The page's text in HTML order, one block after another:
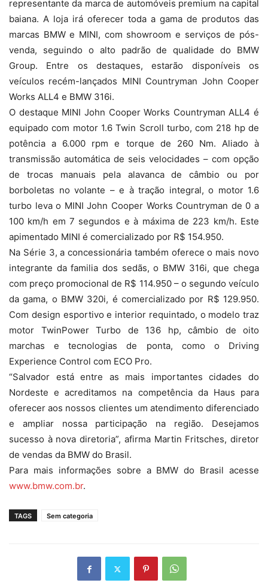
representante da marca de automóveis premium na capital
baiana. A loja irá oferecer toda a gama de produtos das
marcas BMW e MINI, com showroom e serviços de pós-
venda, seguindo o alto padrão de qualidade do BMW
Group. Entre os destaques, estarão disponíveis os
veículos recém-lançados MINI Countryman John Cooper
Works ALL4 e BMW 316i.
O destaque MINI John Cooper Works Countryman ALL4 é
equipado com motor 1.6 Twin Scroll turbo, com 218 hp de
potência a 6.000 rpm e torque de 260 Nm. Aliado à
transmissão automática de seis velocidades – com opção
de trocas manuais pela alavanca de câmbio ou por
borboletas no volante – e à tração integral, o motor 1.6
turbo leva o MINI John Cooper Works Countryman de 0 a
100 km/h em 7 segundos e à máxima de 223 km/h. Este
apimentado MINI é comercializado por R$ 154.950.
Na Série 3, a concessionária também oferece o mais novo
integrante da familia dos sedãs, o BMW 316i, que chega
com preço promocional de R$ 114.950 – o segundo veículo
da gama, o BMW 320i, é comercializado por R$ 129.950.
Com design esportivo e interior requintado, o modelo traz
motor TwinPower Turbo de 136 hp, câmbio de oito
marchas e tecnologias de ponta, como o Driving
Experience Control com ECO Pro.
“Salvador está entre as mais importantes cidades do
Nordeste e acreditamos na competência da Haus para
oferecer aos nossos clientes um atendimento diferenciado
e ampliar nossa participação na região. Desejamos
sucesso à nova diretoria”, afirma Martin Fritsches, diretor
de vendas da BMW do Brasil.
Para mais informações sobre a BMW do Brasil acesse
www.bmw.com.br.
TAGS Sem categoria